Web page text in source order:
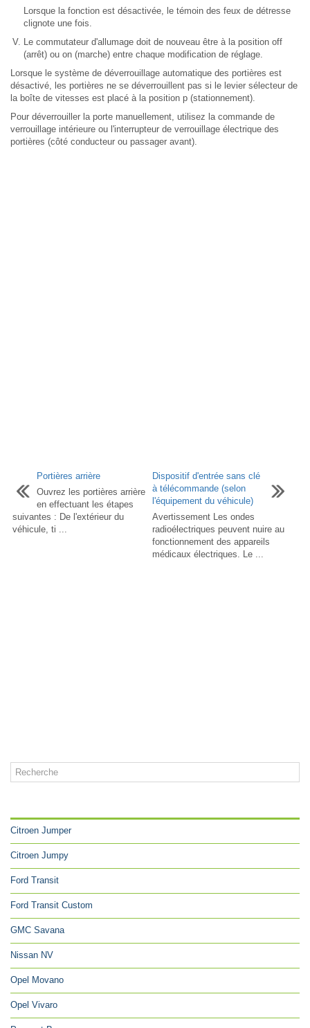
Lorsque la fonction est désactivée, le témoin des feux de détresse
clignote une fois.
Le commutateur d'allumage doit de nouveau être à la position off
(arrêt) ou on (marche) entre chaque modification de réglage.
Lorsque le système de déverrouillage automatique des portières est
désactivé, les portières ne se déverrouillent pas si le levier sélecteur de
la boîte de vitesses est placé à la position p (stationnement).
Pour déverrouiller la porte manuellement, utilisez la commande de
verrouillage intérieure ou l'interrupteur de verrouillage électrique des
portières (côté conducteur ou passager avant).
Portières arrière
Ouvrez les portières arrière
en effectuant les étapes
suivantes : De l'extérieur du
véhicule, ti ...
Dispositif d'entrée sans clé
à télécommande (selon
l'équipement du véhicule)
Avertissement Les ondes
radioélectriques peuvent nuire au
fonctionnement des appareils
médicaux électriques. Le ...
Citroen Jumper
Citroen Jumpy
Ford Transit
Ford Transit Custom
GMC Savana
Nissan NV
Opel Movano
Opel Vivaro